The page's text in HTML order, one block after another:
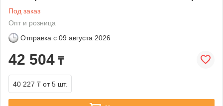
Под заказ
Опт и розница
Отправка с 09 августа 2026
42 504 ₸
40 227 ₸ от 5 шт.